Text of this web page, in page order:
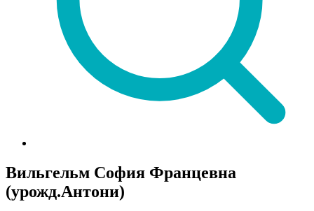
Вильгельм София Францевна
(урожд.Антони)